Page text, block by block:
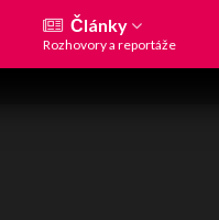
Články
Rozhovory a reportáže